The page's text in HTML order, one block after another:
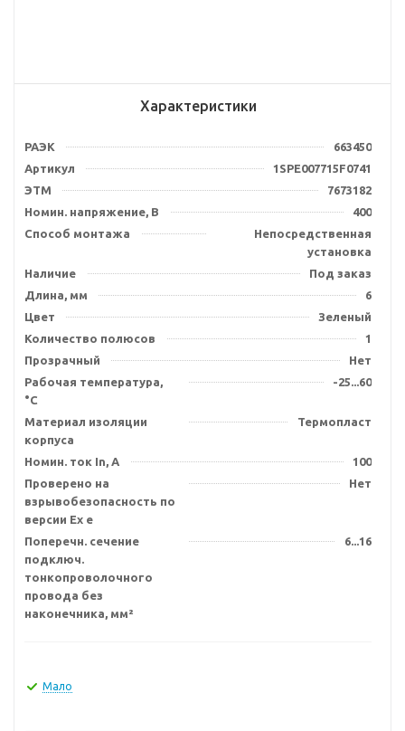
Характеристики
РАЭК
663450
Артикул
1SPE007715F0741
ЭТМ
7673182
Номин. напряжение, В
400
Способ монтажа
Непосредственная
установка
Наличие
Под заказ
Длина, мм
6
Цвет
Зеленый
Количество полюсов
1
Прозрачный
Нет
Рабочая температура,
°C
-25...60
Материал изоляции
корпуса
Термопласт
Номин. ток In, А
100
Проверено на
взрывобезопасность по
версии Ex e
Нет
Поперечн. сечение
подключ.
тонкопроволочного
провода без
наконечника, мм²
6...16
Мало